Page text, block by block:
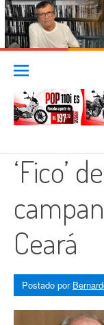
Skip
content
‘Fico’
Ceará
Postado por